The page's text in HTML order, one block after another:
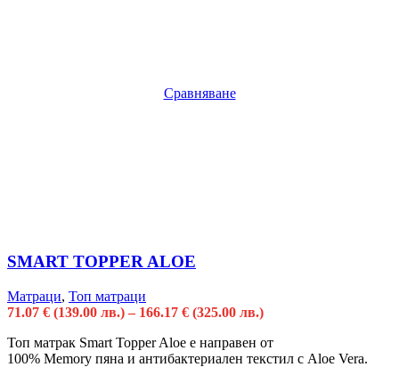
Сравняване
SMART TOPPER ALOE
Матраци, Топ матраци
71.07 € (139.00 лв.) – 166.17 € (325.00 лв.)
Топ матрак Smart Topper Aloe е направен от
100% Memory пяна и антибактериален текстил с Aloe Vera.